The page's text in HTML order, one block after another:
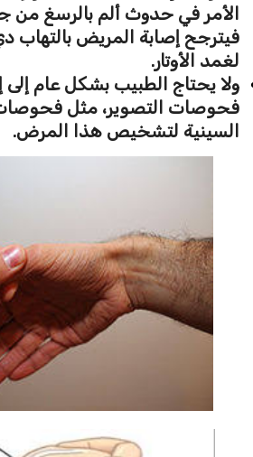
الأمر في حدوث ألم بالرسغ من
فيترجح إصابة المريض بالتهاب
لغمد الأوتار.
ولا يحتاج الطبيب بشكل عام إلى
فحوصات التصوير، مثل فحوصات
السينية لتشخيص هذا المرض.